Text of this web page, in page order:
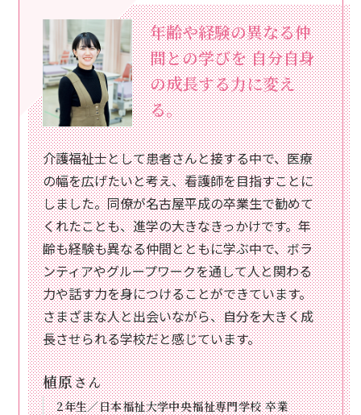
複数の病院での実習経
験とボランティア活動
を通して看護師を目指
す。
人との関わりを通して誰かの役に立つ仕事がし
たいと思い、先生と相談する中で看護師を目指
すようになりました。本校は附属病院を持たな
い分、さまざまな病院で多くの実習を経験でき
る点に魅力を感じました。授業や実習だけでな
く、ボランティア活動やオープンキャンパスで
の学生スタッフ活動を通して、多くの経験を積
み、充実した学校生活を送ることができていま
す。
甲村さん 2年生／名古屋大谷高等学校 卒業